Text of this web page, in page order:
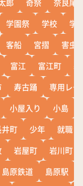
郎 奇祭
奈良尾
学園祭 学校
学
客船 宮摺
害虫
富江 富江町
寿古踊
専用レー
小屋入り 小島
町 少年
就職
岩屋町
岩川町
島原鉄道 島原駅